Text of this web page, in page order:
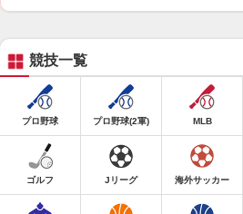
競技一覧
プロ野球 プロ野球(2軍) MLB
ゴルフ Jリーグ 海外サッカー